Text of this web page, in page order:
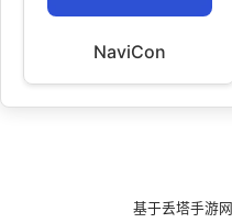
NaviCon
基于丢塔手游网